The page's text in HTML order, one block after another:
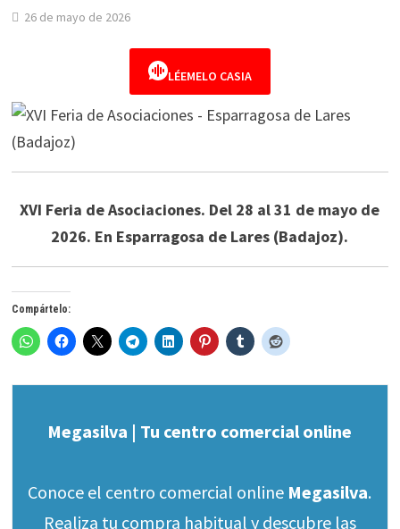
26 de mayo de 2026
LÉEMELO CASIA
XVI Feria de Asociaciones. Del 28 al 31 de mayo de
2026. En Esparragosa de Lares (Badajoz).
Compártelo:
Megasilva | Tu centro comercial online
Conoce el centro comercial online Megasilva.
Realiza tu compra habitual y descubre las